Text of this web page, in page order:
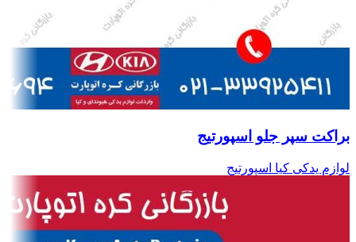
براکت سپر جلو اسپورتیج
لوازم یدکی کیا اسپورتیج